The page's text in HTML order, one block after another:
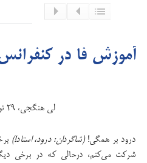
آموزش فا در كنفرانس فای ۲۰۰۳
لی هنگجی، ۲۹ نوامبر ۲۰۰۳
درود بر همگی!(شاگردان: درود، استاد!)
شركت می‌كنم، درحالی كه در برخی